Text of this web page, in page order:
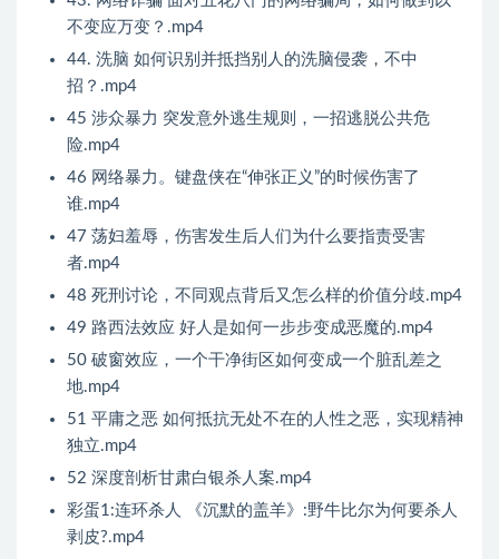
不变应万变？.mp4
44. 洗脑 如何识别并抵挡别人的洗脑侵袭，不中
招？.mp4
45 涉众暴力 突发意外逃生规则，一招逃脱公共危
险.mp4
46 网络暴力。键盘侠在“伸张正义”的时候伤害了
谁.mp4
47 荡妇羞辱，伤害发生后人们为什么要指责受害
者.mp4
48 死刑讨论，不同观点背后又怎么样的价值分歧.mp4
49 路西法效应 好人是如何一步步变成恶魔的.mp4
50 破窗效应，一个干净街区如何变成一个脏乱差之
地.mp4
51 平庸之恶 如何抵抗无处不在的人性之恶，实现精神
独立.mp4
52 深度剖析甘肃白银杀人案.mp4
彩蛋1:连环杀人 《沉默的盖羊》:野牛比尔为何要杀人
剥皮?.mp4